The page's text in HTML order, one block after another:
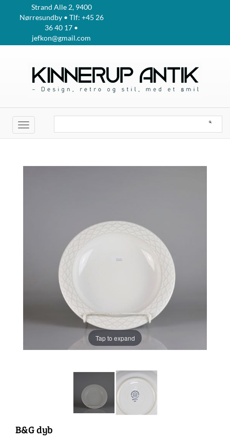
Strand Alle 2, 9400
Nørresundby • Tlf: +45 26
36 40 17 •
jefkon@gmail.com
Toggle
navigation
Tap to expand
B&G dyb